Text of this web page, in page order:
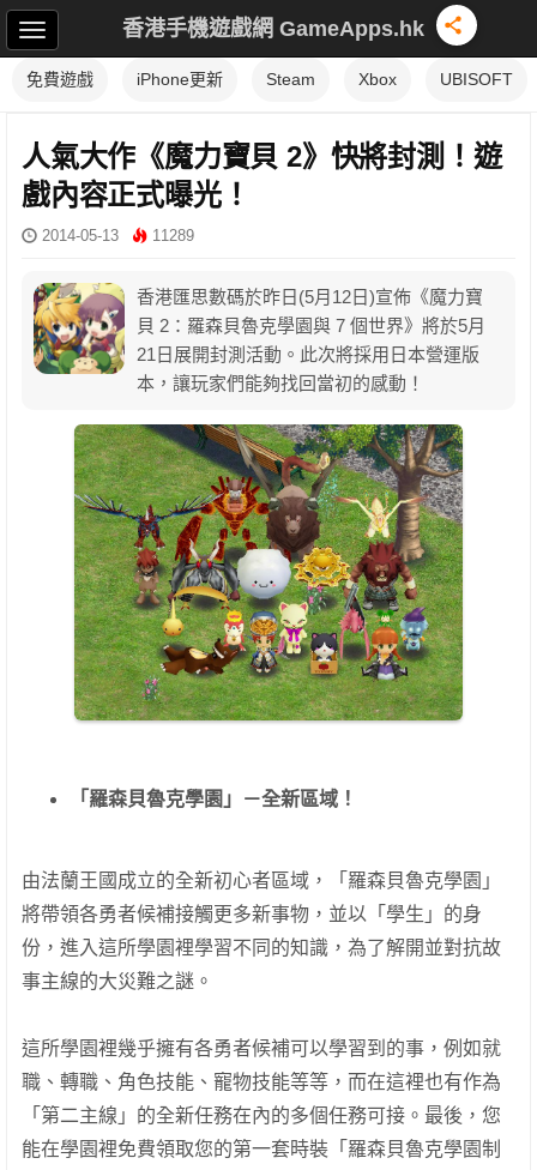
香港手機遊戲網 GameApps.hk
免費遊戲 iPhone更新 Steam Xbox UBISOFT
人氣大作《魔力寶貝 2》快將封測！遊
戲內容正式曝光！
2014-05-13 11289
香港匯思數碼於昨日(5月12日)宣佈《魔力寶
貝 2：羅森貝魯克學園與 7 個世界》將於5月
21日展開封測活動。此次將採用日本營運版
本，讓玩家們能夠找回當初的感動！
「羅森貝魯克學園」－全新區域！
由法蘭王國成立的全新初心者區域，「羅森貝魯克學園」
將帶領各勇者候補接觸更多新事物，並以「學生」的身
份，進入這所學園裡學習不同的知識，為了解開並對抗故
事主線的大災難之謎。
這所學園裡幾乎擁有各勇者候補可以學習到的事，例如就
職、轉職、角色技能、寵物技能等等，而在這裡也有作為
「第二主線」的全新任務在內的多個任務可接。最後，您
能在學園裡免費領取您的第一套時裝「羅森貝魯克學園制